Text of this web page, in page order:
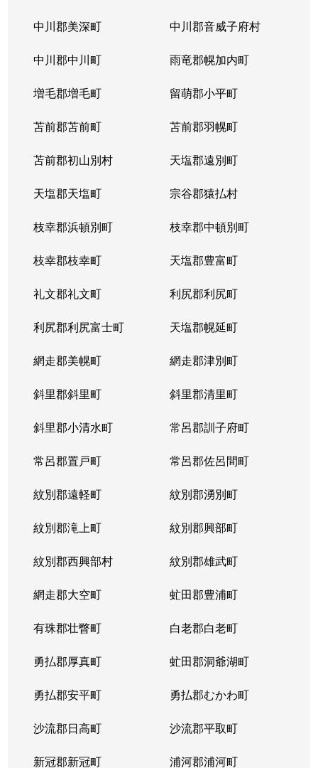
中川郡美深町 中川郡音威子府村
中川郡中川町 雨竜郡幌加内町
増毛郡増毛町 留萌郡小平町
苫前郡苫前町 苫前郡羽幌町
苫前郡初山別村 天塩郡遠別町
天塩郡天塩町 宗谷郡猿払村
枝幸郡浜頓別町 枝幸郡中頓別町
枝幸郡枝幸町 天塩郡豊富町
礼文郡礼文町 利尻郡利尻町
利尻郡利尻富士町 天塩郡幌延町
網走郡美幌町 網走郡津別町
斜里郡斜里町 斜里郡清里町
斜里郡小清水町 常呂郡訓子府町
常呂郡置戸町 常呂郡佐呂間町
紋別郡遠軽町 紋別郡湧別町
紋別郡滝上町 紋別郡興部町
紋別郡西興部村 紋別郡雄武町
網走郡大空町 虻田郡豊浦町
有珠郡壮瞥町 白老郡白老町
勇払郡厚真町 虻田郡洞爺湖町
勇払郡安平町 勇払郡むかわ町
沙流郡日高町 沙流郡平取町
新冠郡新冠町 浦河郡浦河町